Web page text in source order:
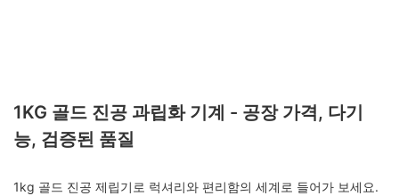
1KG 골드 진공 과립화 기계 - 공장 가격, 다기
능, 검증된 품질
1kg 골드 진공 제립기로 럭셔리와 편리함의 세계로 들어가 보세요.